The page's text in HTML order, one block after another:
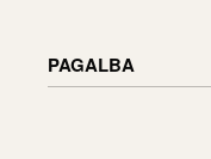
Krepšelis
PAGALBA